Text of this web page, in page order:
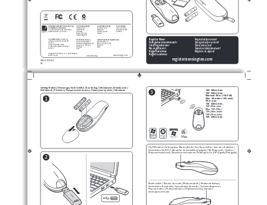
Register Now!
Enregistrer maintenant !
Jetzt registrieren!
Nu registreren
Registrar ahora
Registra adesso
Regisztràljon most!
Zaregistrujte se nyní!
Zarejestruj się!
Зарегистрироваться!
Registe-se agora!
register.kensington.com
901-2672- 00
KL
Kensington Computer Products Group
A Division of ACCO Brands
333 Twin Dolphin Drive, Sixth floor
Redwood Shores, CA 94065
ACCO MEXICANA, S.A. DE C.V.
Avenida Circuito de la Industria
Norte # 6
Parque Industrial Lerma,
Designed in California, U.S.A. by Kensington
Made in China
ACCO Brands Europe
Oxford House
Oxford Road
Aylesbury
Bucks, HP21 8SZ
United Kingdom
Acco Brands Chile S.A.,
Avda. San Josemaría
Escrivá de Balaguer Nº5773
Vitacura, C.P. 7640870
Santiago
Chile
ACCO Brands Canada
5 Precidio Court
Brampton
Ontario, L6S 6B7
Canada
Tilibra Produtos de Papelaria Ltda.
Rua Aimorés, 6-9
Bauru, CEP 17013-900
São Paulo
Brasil
www.kensington.com
Patents Pending
ACCO Australia
Level 2, 8 Lord St
Botany NSW 2019
Australia
Getting Started / Démarrage / Erste Schritte / Aan de slag / Introduzione / Introducción /
Első lépések / Začínáme / Przygotowanie do pracy / Приступая к работе / Introdução
150' (50m) max.
150’ (50m) max.
Maximal 50 m (150 Fuß)
Max. 50 meter (150 voet)
50 m max
150’ (50m) máx.
150’ (50m) max.
Max. 150’ (50m).
150’ (50m) maks.
150’ (50 м) макс.
150’ (50m) máx.
1
2
3
On/Off switch / Interrupteur Marche/Arrêt / Ein-/Ausschalter / Aan-uit-schakelaar /
Interruttore On/Off / Interruptor de encendido/apagado / BE/KI kapcsoló / Vypínač /
Włączanie/wyłączanie / Выключатель питания / Interruptor On/Off (Ligado/Desligado)
Mode switch / Bouton du mode / Moduswechsel / Modusschakelaar /
Interruttore di modalità / Conmutador de modo / Üzemmódkapcsoló /
Přepnutí režimu / Przełącznik trybu / Переключатель режимов /
Interruptor de modo